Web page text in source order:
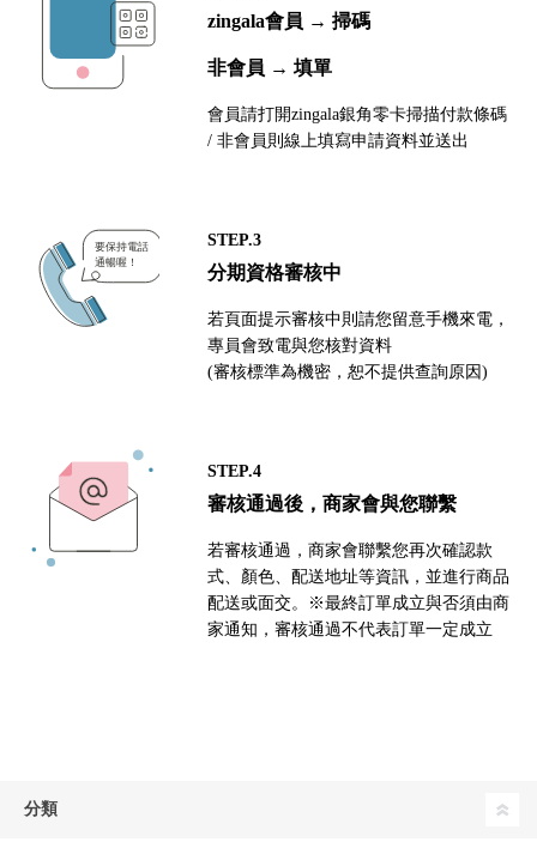
zingala會員 → 掃碼
非會員 → 填單
會員請打開zingala銀角零卡掃描付款條碼
/ 非會員則線上填寫申請資料並送出
STEP.3
分期資格審核中
若頁面提示審核中則請您留意手機來電，
專員會致電與您核對資料
(審核標準為機密，恕不提供查詢原因)
STEP.4
審核通過後，商家會與您聯繫
若審核通過，商家會聯繫您再次確認款
式、顏色、配送地址等資訊，並進行商品
配送或面交。※最終訂單成立與否須由商
家通知，審核通過不代表訂單一定成立
分類